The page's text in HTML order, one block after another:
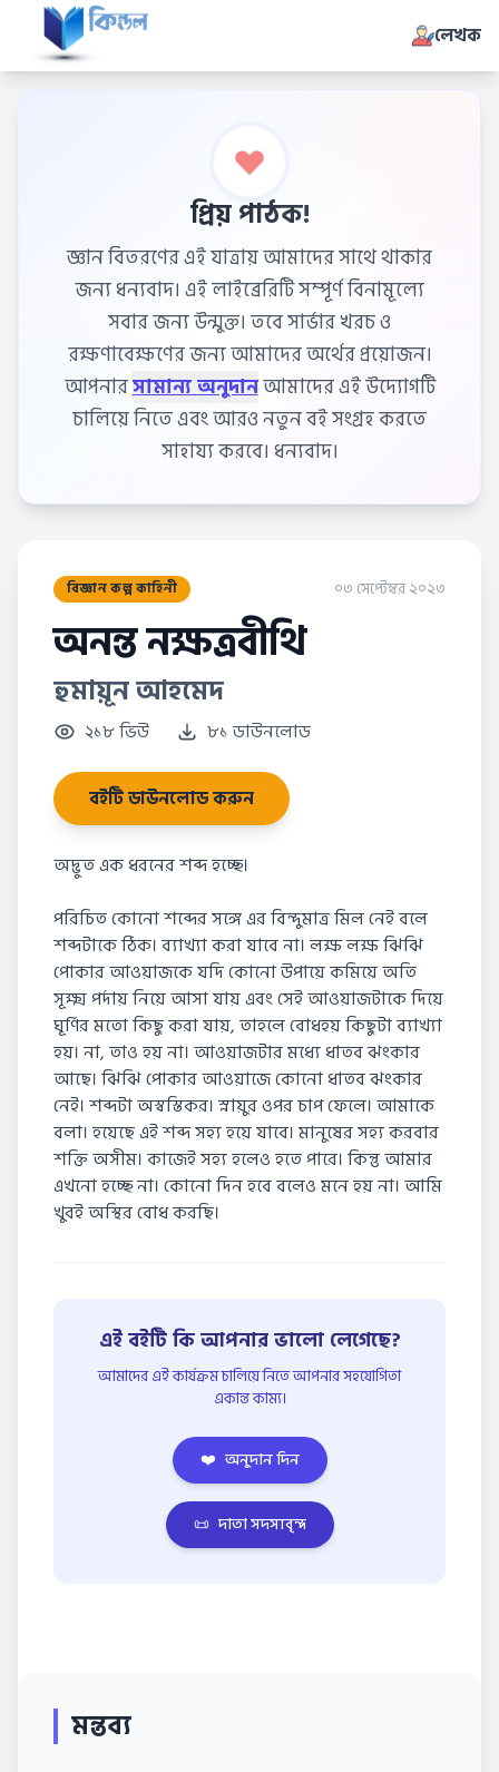
লেখক
প্রিয় পাঠক!
জ্ঞান বিতরণের এই যাত্রায় আমাদের সাথে থাকার
জন্য ধন্যবাদ। এই লাইব্রেরিটি সম্পূর্ণ বিনামূল্যে
সবার জন্য উন্মুক্ত। তবে সার্ভার খরচ ও
রক্ষণাবেক্ষণের জন্য আমাদের অর্থের প্রয়োজন।
আপনার
সামান্য অনুদানআমাদের এই উদ্যোগটি
চালিয়ে নিতে এবং আরও নতুন বই সংগ্রহ করতে
সাহায্য করবে। ধন্যবাদ।
বিজ্ঞান কল্প কাহিনী ০৩ সেপ্টেম্বর ২০২৩
অনন্ত নক্ষত্রবীথি
হুমায়ূন আহমেদ
২১৮ ভিউ ৮১ ডাউনলোড
বইটি ডাউনলোড করুন
অদ্ভুত এক ধরনের শব্দ হচ্ছে।
পরিচিত কোনো শব্দের সঙ্গে এর বিন্দুমাত্র মিল নেই বলে
শব্দটাকে ঠিক। ব্যাখ্যা করা যাবে না। লক্ষ লক্ষ ঝিঝি
পোকার আওয়াজকে যদি কোনো উপায়ে কমিয়ে অতি
সূক্ষ্ম পর্দায় নিয়ে আসা যায় এবং সেই আওয়াজটাকে দিয়ে
ঘূর্ণির মতো কিছু করা যায়, তাহলে বোধহয় কিছুটা ব্যাখ্যা
হয়। না, তাও হয় না। আওয়াজটার মধ্যে ধাতব ঝংকার
আছে। ঝিঝি পোকার আওয়াজে কোনো ধাতব ঝংকার
নেই। শব্দটা অস্বস্তিকর। স্নায়ুর ওপর চাপ ফেলে। আমাকে
বলা। হয়েছে এই শব্দ সহ্য হয়ে যাবে। মানুষের সহ্য করবার
শক্তি অসীম। কাজেই সহ্য হলেও হতে পারে। কিন্তু আমার
এখনো হচ্ছে না। কোনো দিন হবে বলেও মনে হয় না। আমি
খুবই অস্থির বোধ করছি।
এই বইটি কি আপনার ভালো লেগেছে?
আমাদের এই কার্যক্রম চালিয়ে নিতে আপনার সহযোগিতা
একান্ত কাম্য।
❤️ অনুদান দিন
📜 দাতা সদস্যবৃন্দ
মন্তব্য